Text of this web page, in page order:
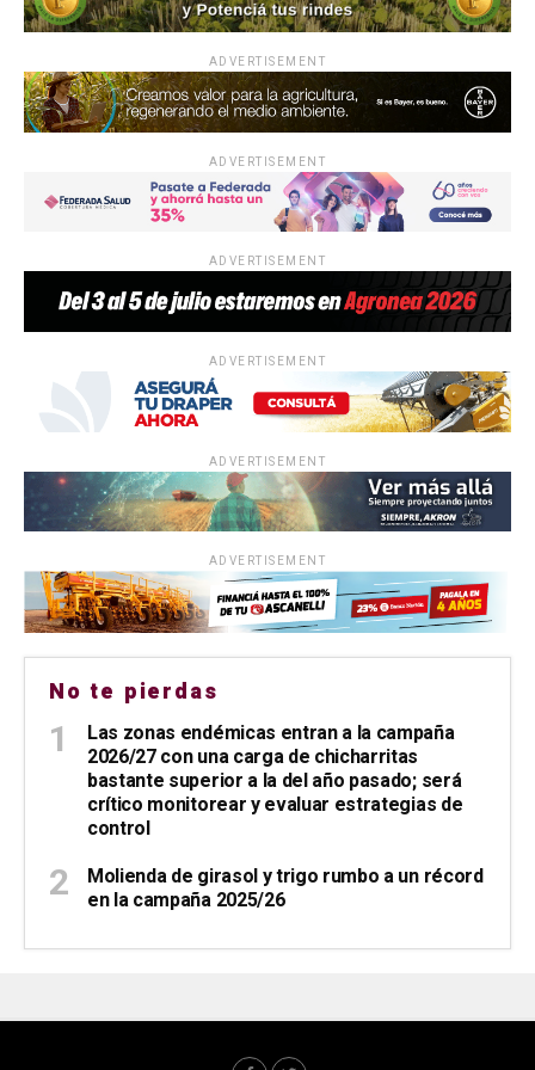
ADVERTISEMENT
ADVERTISEMENT
ADVERTISEMENT
ADVERTISEMENT
ADVERTISEMENT
ADVERTISEMENT
No te pierdas
Las zonas endémicas entran a la campaña
2026/27 con una carga de chicharritas
bastante superior a la del año pasado; será
crítico monitorear y evaluar estrategias de
control
Molienda de girasol y trigo rumbo a un récord
en la campaña 2025/26